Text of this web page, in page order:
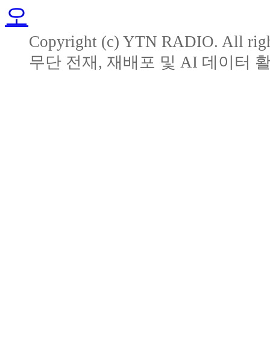
Copyright (c) YTN RADIO. All
무단 전재, 재배포 및 AI 데이터